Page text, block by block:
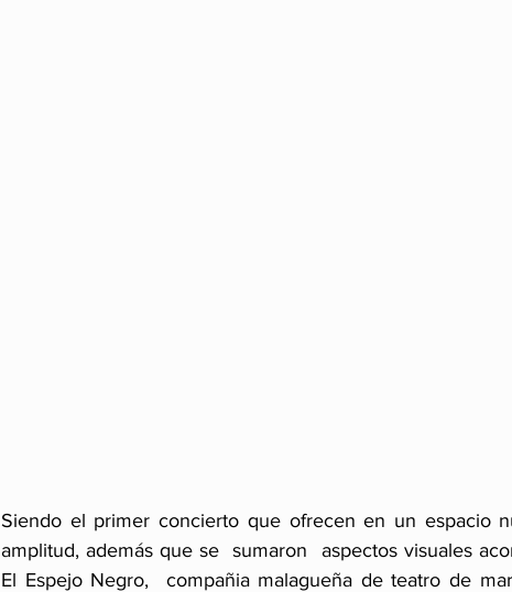
Siendo el primer concierto que ofrecen en un espacio
amplitud, además que se  sumaron  aspectos visuales
El Espejo Negro,  compañia malagueña de teatro de